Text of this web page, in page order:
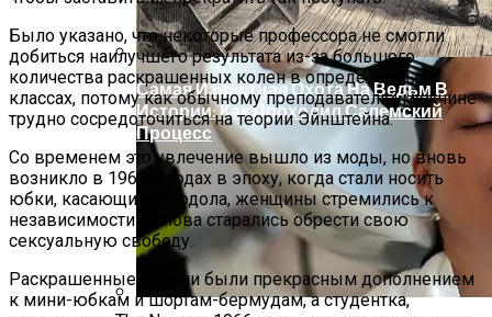
Самая Известная Охота На Ведьм В
Истории: Как Проходил Салемский
Процесс
Было указано, что некоторые профессора не смогли
добиться наилучшего результата из-за большого
количества раскрашенных колен в определенных
классах, потому как обычному преподавателю-мужчине
трудно сосредоточиться на теории Эйнштейна.
Со временем это увлечение вышло из моды, но вновь
возникло в 1960-х годах в эпоху, когда стали носить
юбки, касающиеся подола, женщины стремились к
независимости и снова старались обрести свою
сексуальную свободу.
Раскрашенные колени были прекрасным дополнением
к мини-юбкам и шортам-бермудам, а студентка,